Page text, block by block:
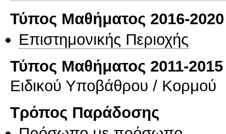
Τύπος Μαθήματος 2016-2020
Επιστημονικής Περιοχής
Τύπος Μαθήματος 2011-2015
Ειδικού Υποβάθρου / Κορμού
Τρόπος Παράδοσης